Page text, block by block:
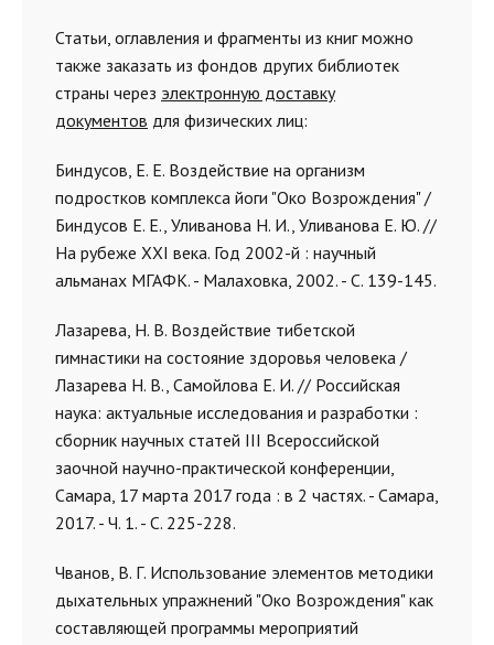
Статьи, оглавления и фрагменты из книг можно
также заказать из фондов других библиотек
страны через электронную доставку
документов для физических лиц:
Биндусов, Е. Е. Воздействие на организм
подростков комплекса йоги "Око Возрождения" /
Биндусов Е. Е., Уливанова Н. И., Уливанова Е. Ю. //
На рубеже ХХI века. Год 2002-й : научный
альманах МГАФК. - Малаховка, 2002. - С. 139-145.
Лазарева, Н. В. Воздействие тибетской
гимнастики на состояние здоровья человека /
Лазарева Н. В., Самойлова Е. И. // Российская
наука: актуальные исследования и разработки :
сборник научных статей III Всероссийской
заочной научно-практической конференции,
Самара, 17 марта 2017 года : в 2 частях. - Самара,
2017. - Ч. 1. - С. 225-228.
Чванов, В. Г. Использование элементов методики
дыхательных упражнений "Око Возрождения" как
составляющей программы мероприятий